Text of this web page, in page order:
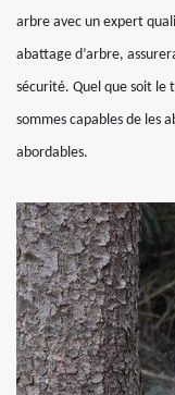
arbre avec un expert
abattage d’arbre,
sécurité. Quel que soit le
sommes capables de les
abordables.